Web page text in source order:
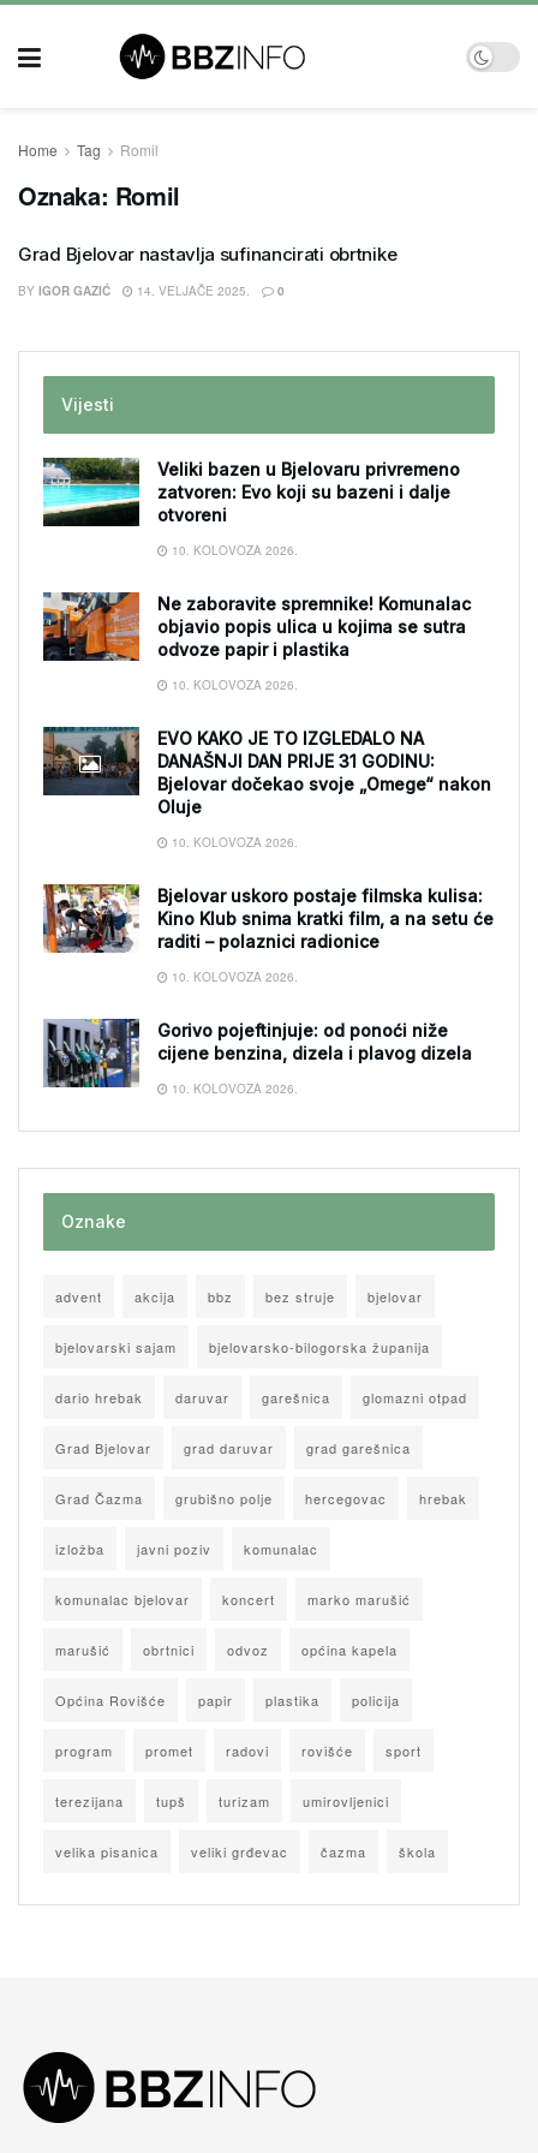
Home Tag Romil
Oznaka: Romil
Grad Bjelovar nastavlja sufinancirati obrtnike
BY IGOR GAZIĆ 14. VELJAČE 2025. 0
Vijesti
Veliki bazen u Bjelovaru privremeno
zatvoren: Evo koji su bazeni i dalje
otvoreni
10. KOLOVOZA 2026.
Ne zaboravite spremnike! Komunalac
objavio popis ulica u kojima se sutra
odvoze papir i plastika
10. KOLOVOZA 2026.
EVO KAKO JE TO IZGLEDALO NA
DANAŠNJI DAN PRIJE 31 GODINU:
Bjelovar dočekao svoje „Omege“ nakon
Oluje
10. KOLOVOZA 2026.
Bjelovar uskoro postaje filmska kulisa:
Kino Klub snima kratki film, a na setu će
raditi – polaznici radionice
10. KOLOVOZA 2026.
Gorivo pojeftinjuje: od ponoći niže
cijene benzina, dizela i plavog dizela
10. KOLOVOZA 2026.
Oznake
advent akcija bbz bez struje bjelovar
bjelovarski sajam bjelovarsko-bilogorska županija
dario hrebak daruvar garešnica glomazni otpad
Grad Bjelovar grad daruvar grad garešnica
Grad Čazma grubišno polje hercegovac hrebak
izložba javni poziv komunalac
komunalac bjelovar koncert marko marušić
marušić obrtnici odvoz općina kapela
Općina Rovišće papir plastika policija
program promet radovi rovišće sport
terezijana tupš turizam umirovljenici
velika pisanica veliki grđevac čazma škola